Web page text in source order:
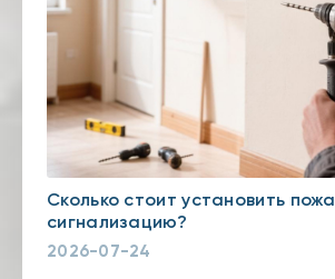
Сколько стоит установить
сигнализацию?
2026-07-24